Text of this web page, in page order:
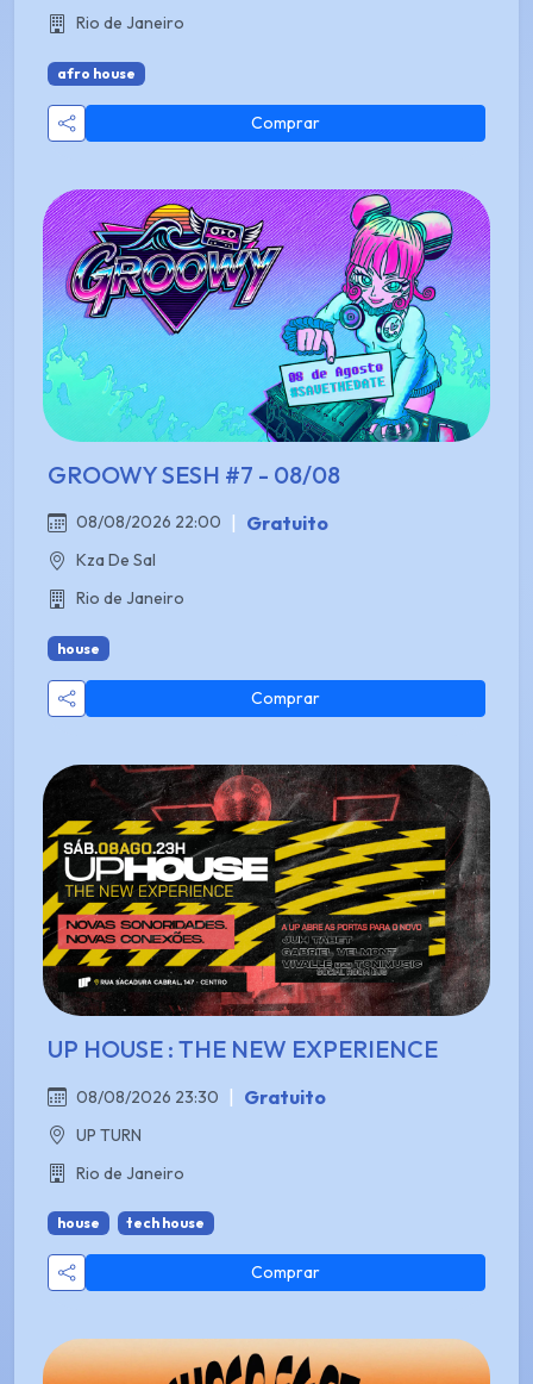
Rio de Janeiro
afro house
Comprar
GROOWY SESH #7 - 08/08
08/08/2026 22:00 | Gratuito
Kza De Sal
Rio de Janeiro
house
Comprar
UP HOUSE : THE NEW EXPERIENCE
08/08/2026 23:30 Gratuito
UP TURN
Rio de Janeiro
house tech house
Comprar